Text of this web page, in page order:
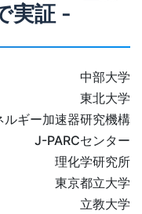
実証 -
中部大学
東北大学
ルギー加速器研究機構
J-PARCセンター
理化学研究所
東京都立大学
立教大学